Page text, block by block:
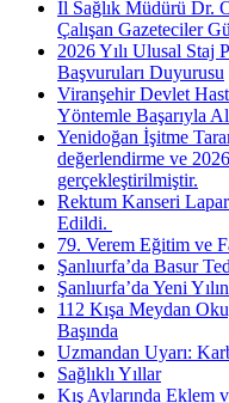
İl Sağlık Müdürü Dr.
Çalışan Gazeteciler
2026 Yılı Ulusal Staj
Başvuruları Duyurusu
Viranşehir Devlet
Yöntemle Başarıyla
Yenidoğan İşitme
değerlendirme ve 2026
gerçekleştirilmiştir.
Rektum Kanseri
Edildi. ​
79. Verem Eğitim ve
Şanlıurfa’da Basur
Şanlıurfa’da Yeni
112 Kışa Meydan
Başında
Uzmandan Uyarı:
Sağlıklı Yıllar
Kış Aylarında Eklem